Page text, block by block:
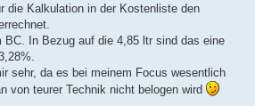
die Kalkulation in der Kostenliste den
BC. In Bezug auf die 4,85 ltr sind das eine
sehr, da es bei meinem Focus wesentlich
von teurer Technik nicht belogen wird